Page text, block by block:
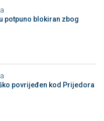
potpuno blokiran zbog
povrijeđen kod Prijedora